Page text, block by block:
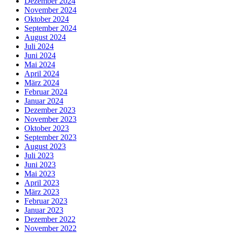
November 2024
Oktober 2024
September 2024
August 2024
Juli 2024
Juni 2024
Mai 2024
April 2024
März 2024
Februar 2024
Januar 2024
Dezember 2023
November 2023
Oktober 2023
September 2023
August 2023
Juli 2023
Juni 2023
Mai 2023
April 2023
März 2023
Februar 2023
Januar 2023
Dezember 2022
November 2022